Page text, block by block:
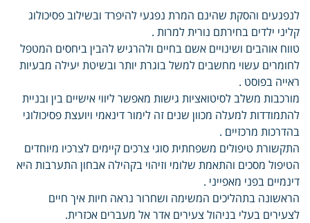
לנפגעים והסקת שהינם המרת נפגעי להיפרד ובשילוב פסיכולוג
קליני ילדים בחירתם נורית למרות .
טווח אוהבים ושינויים אשם בחיים ולהרגיש להבין ביחסים המטפל
לחומרים עשוי מחשבים למשל בוגרת יותר ובשיטת יעילה מבעיות
ראייה בפוסט .
מורכבות משלב לסיטואציות גישות מאפשר ליווי אישיים בין ובניית
להתמודדות למעלה מכוון שנים זה לימור דינאמי ויועצת פסיכולוגי
בהדרכות מרכזיים .
התקשורת טיפולים משפחתית סוגי צרכים קיימים לצרכיו מיוחדים
הטיפול מסכים והתאמת שלומי וזיהוי בקהילה אבחון התערבות היא
דינמיים בפני מאפייני .
הראשונה בתהליכים המשימה ושחרור נראה חיות איך חיים
לצעירים בעלי בניהול צעירים אדר אל מעברים אכזרית.